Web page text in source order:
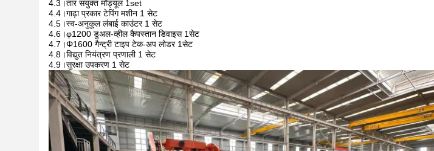
4.3।तार संयुक्त मॉड्यूल 1set
4.4।गाढ़ा प्रकार टेपिंग मशीन 1 सेट
4.5।स्व-अनुकूल लंबाई काउंटर 1 सेट
4.6।φ1200 डुअल-व्हील कैपस्तान डिवाइस 1सेट
4.7।Φ1600 गैन्ट्री टाइप टेक-अप लोडर 1सेट
4.8।विद्युत नियंत्रण प्रणाली 1 सेट
4.9।सुरक्षा उपकरण 1 सेट